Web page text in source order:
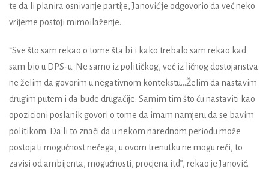
te da li planira osnivanje partije, Janović je odgovorio da već neko
vrijeme postoji mimoilaženje.
“Sve što sam rekao o tome šta bi i kako trebalo sam rekao kad
sam bio u DPS-u. Ne samo iz političkog, već iz ličnog dostojanstva
ne želim da govorim u negativnom kontekstu…Želim da nastavim
drugim putem i da bude drugačije. Samim tim što ću nastaviti kao
opozicioni poslanik govori o tome da imam namjeru da se bavim
politikom. Da li to znači da u nekom narednom periodu može
postojati mogućnost nečega, u ovom trenutku ne mogu reći, to
zavisi od ambijenta, mogućnosti, procjena itd”, rekao je Janović.